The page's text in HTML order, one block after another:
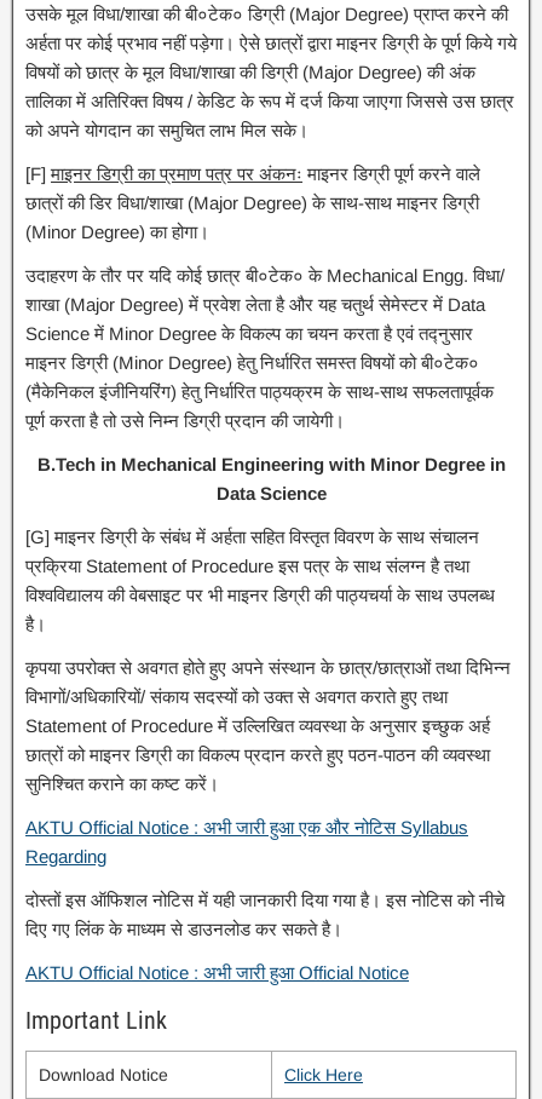
उसके मूल विधा/शाखा की बी०टेक० डिग्री (Major Degree) प्राप्त करने की
अर्हता पर कोई प्रभाव नहीं पड़ेगा। ऐसे छात्रों द्वारा माइनर डिग्री के पूर्ण किये गये
विषयों को छात्र के मूल विधा/शाखा की डिग्री (Major Degree) की अंक
तालिका में अतिरिक्त विषय / केडिट के रूप में दर्ज किया जाएगा जिससे उस छात्र
को अपने योगदान का समुचित लाभ मिल सके।
[F]माइनर डिग्री का प्रमाण पत्र पर अंकनः माइनर डिग्री पूर्ण करने वाले
छात्रों की डिर विधा/शाखा (Major Degree) के साथ-साथ माइनर डिग्री
(Minor Degree) का होगा।
उदाहरण के तौर पर यदि कोई छात्र बी०टेक० के Mechanical Engg. विधा/
शाखा (Major Degree) में प्रवेश लेता है और यह चतुर्थ सेमेस्टर में Data
Science में Minor Degree के विकल्प का चयन करता है एवं तद्नुसार
माइनर डिग्री (Minor Degree) हेतु निर्धारित समस्त विषयों को बी०टेक०
(मैकेनिकल इंजीनियरिंग) हेतु निर्धारित पाठ्यक्रम के साथ-साथ सफलतापूर्वक
पूर्ण करता है तो उसे निम्न डिग्री प्रदान की जायेगी।
B.Tech in Mechanical Engineering with Minor Degree in
Data Science
[G] माइनर डिग्री के संबंध में अर्हता सहित विस्तृत विवरण के साथ संचालन
प्रक्रिया Statement of Procedure इस पत्र के साथ संलग्न है तथा
विश्वविद्यालय की वेबसाइट पर भी माइनर डिग्री की पाठ्यचर्या के साथ उपलब्ध
है।
कृपया उपरोक्त से अवगत होते हुए अपने संस्थान के छात्र/छात्राओं तथा दिभिन्न
विभागों/अधिकारियों/ संकाय सदस्यों को उक्त से अवगत कराते हुए तथा
Statement of Procedure में उल्लिखित व्यवस्था के अनुसार इच्छुक अर्ह
छात्रों को माइनर डिग्री का विकल्प प्रदान करते हुए पठन-पाठन की व्यवस्था
सुनिश्चित कराने का कष्ट करें।
AKTU Official Notice : अभी जारी हुआ एक और नोटिस Syllabus
Regarding
दोस्तों इस ऑफिशल नोटिस में यही जानकारी दिया गया है। इस नोटिस को नीचे
दिए गए लिंक के माध्यम से डाउनलोड कर सकते है।
AKTU Official Notice : अभी जारी हुआ Official Notice
Important Link
Download Notice Click Here